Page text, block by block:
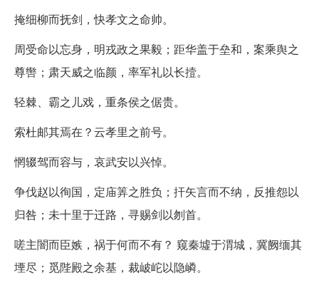
掩细柳而抚剑，快孝文之命帅。
周受命以忘身，明戎政之果毅；距华盖于垒和，案乘舆之
尊辔；肃天威之临颜，率军礼以长撎。
轻棘、霸之儿戏，重条侯之倨贵。
索杜邮其焉在？云孝里之前号。
惘辍驾而容与，哀武安以兴悼。
争伐赵以徇国，定庙筭之胜负；扞矢言而不纳，反推怨以
归咎；未十里于迁路，寻赐剑以刎首。
嗟主闇而臣嫉，祸于何而不有？ 窥秦墟于渭城，冀阙缅其
堙尽；觅陛殿之余基，裁岥岮以隐嶙。